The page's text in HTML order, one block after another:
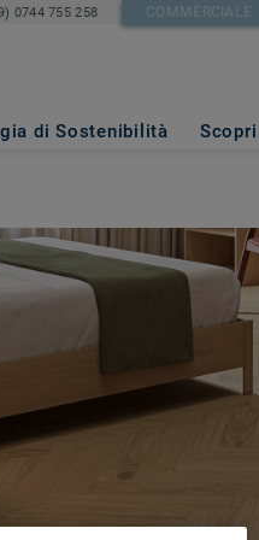
0744 755 258 COMMERCIALE
di Sostenibilità